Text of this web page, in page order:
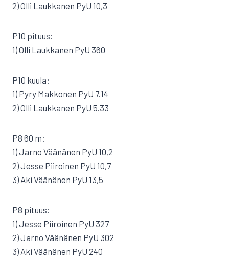
2) Olli Laukkanen PyU 10,3
P10 pituus:
1) Olli Laukkanen PyU 360
P10 kuula:
1) Pyry Makkonen PyU 7.14
2) Olli Laukkanen PyU 5.33
P8 60 m:
1) Jarno Väänänen PyU 10,2
2) Jesse Piiroinen PyU 10,7
3) Aki Väänänen PyU 13,5
P8 pituus:
1) Jesse Piiroinen PyU 327
2) Jarno Väänänen PyU 302
3) Aki Väänänen PyU 240